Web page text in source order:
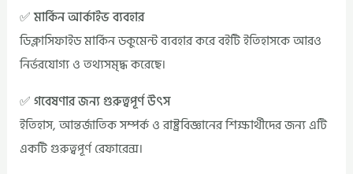
✅ মার্কিন আর্কাইভ ব্যবহার
ডিক্লাসিফাইড মার্কিন ডকুমেন্ট ব্যবহার করে বইটি ইতিহাসকে আরও
নির্ভরযোগ্য ও তথ্যসমৃদ্ধ করেছে।
✅ গবেষণার জন্য গুরুত্বপূর্ণ উৎস
ইতিহাস, আন্তর্জাতিক সম্পর্ক ও রাষ্ট্রবিজ্ঞানের শিক্ষার্থীদের জন্য এটি
একটি গুরুত্বপূর্ণ রেফারেন্স।